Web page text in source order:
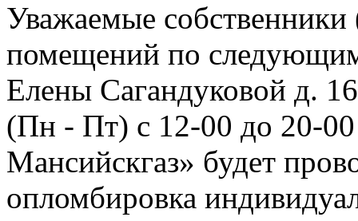
Уважаемые
помещений по
Елены Сагандуковой д.
(Пн - Пт) с 12-00 до 20-
Мансийскгаз» будет
опломбировка